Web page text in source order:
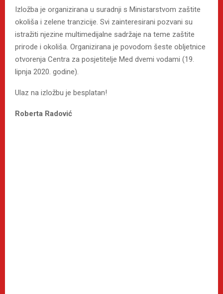
Izložba je organizirana u suradnji s Ministarstvom zaštite
okoliša i zelene tranzicije. Svi zainteresirani pozvani su
istražiti njezine multimedijalne sadržaje na teme zaštite
prirode i okoliša. Organizirana je povodom šeste obljetnice
otvorenja Centra za posjetitelje Med dvemi vodami (19.
lipnja 2020. godine).
Ulaz na izložbu je besplatan!
Roberta Radović